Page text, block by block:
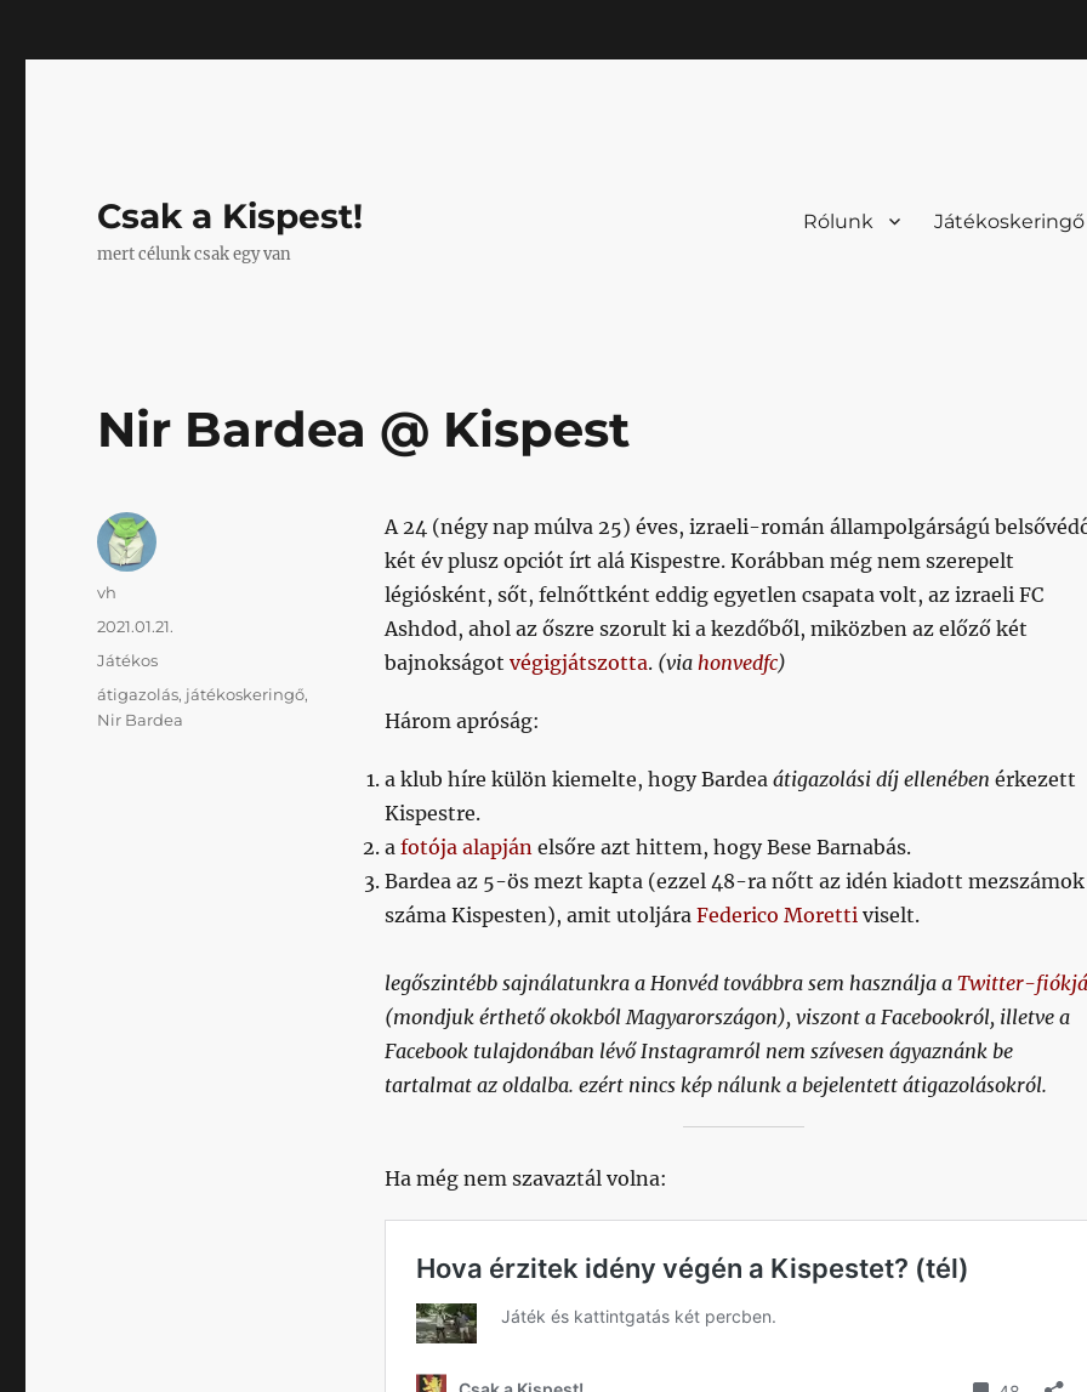
Csak a Kispest!
mert célunk csak egy van
Rólunk Játékoskeringő
Nir Bardea @ Kispest
A 24 (négy nap múlva 25) éves, izraeli-román állampolgárságú
két év plusz opciót írt alá Kispestre. Korábban még nem szerepelt
légiósként, sőt, felnőttként eddig egyetlen csapata volt, az izraeli FC
Ashdod, ahol az őszre szorult ki a kezdőből, miközben az előző két
bajnokságot végigjátszotta. (via honvedfc)
Három apróság:
a klub híre külön kiemelte, hogy Bardea átigazolási díj ellenében érkezett
Kispestre.
a fotója alapjánelsőre azt hittem, hogy Bese Barnabás.
Bardea az 5-ös mezt kapta (ezzel 48-ra nőtt az idén kiadott mezszámok
száma Kispesten), amit utoljára Federico Morettiviselt.
legőszintébb sajnálatunkra a Honvéd továbbra sem használja a Twitter-
(mondjuk érthető okokból Magyarországon), viszont a Facebookról, illetve a
Facebook tulajdonában lévő Instagramról nem szívesen ágyaznánk be
tartalmat az oldalba. ezért nincs kép nálunk a bejelentett átigazolásokról.
Ha még nem szavaztál volna:
Szerző
vh
Közzétéve
2021.01.21.
Kategória
Játékos
Címke
átigazolás, játékoskeringő,
Nir Bardea